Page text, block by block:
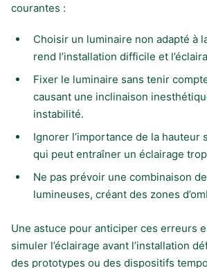
courantes :
Choisir un luminaire non adapté à
rend l’installation difficile et
Fixer le luminaire sans tenir
causant une inclinaison
instabilité.
Ignorer l’importance de la hauteur
qui peut entraîner un éclairage
Ne pas prévoir une combinaison
lumineuses, créant des zones
Une astuce pour anticiper ces erreurs
simuler l’éclairage avant l’installation
des prototypes ou des dispositifs